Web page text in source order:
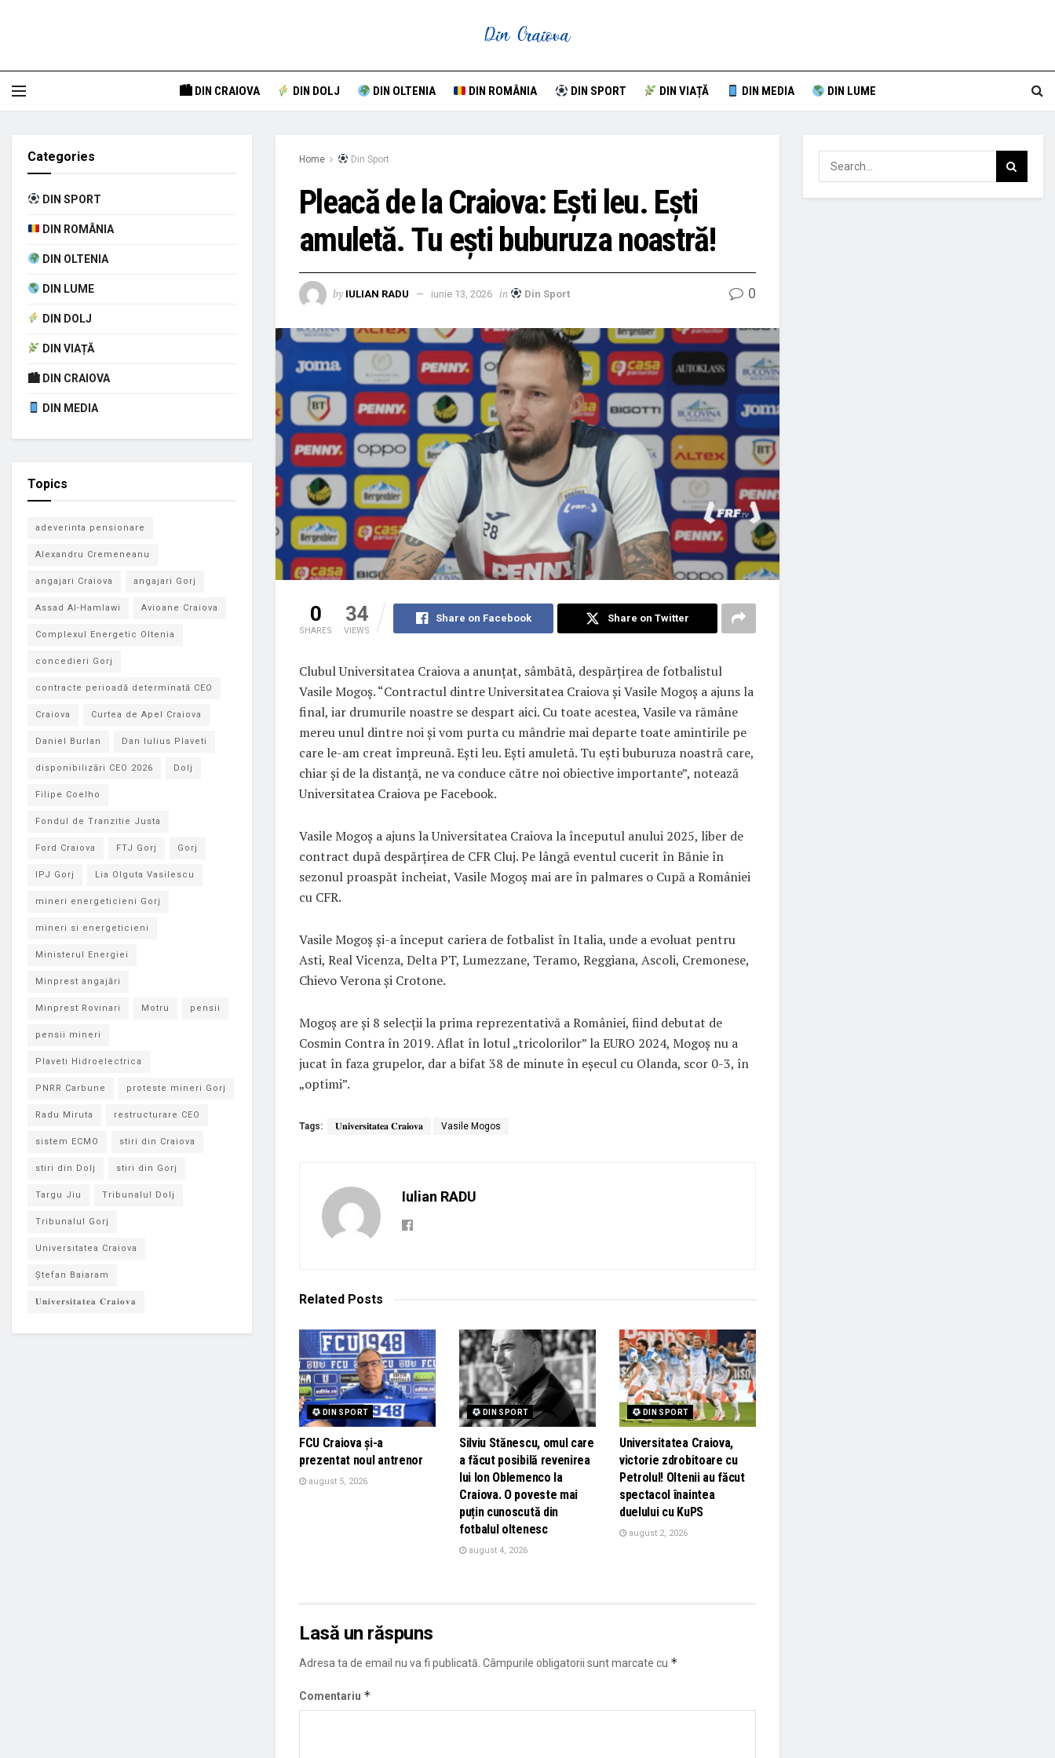
🏙 DIN CRAIOVA DIN DOLJ DIN OLTENIA DIN ROMÂNIA DIN SPORT DIN VIAȚĂ DIN MEDIA DIN LUME
Home Din Sport
Pleacă de la Craiova: Eşti leu. Eşti
amuletă. Tu eşti buburuza noastră!
by IULIAN RADU iunie 13, 2026 in Din Sport 0
0
SHARES
34
VIEWS
Share on Facebook Share on Twitter
Clubul Universitatea Craiova a anunţat, sâmbătă, despărţirea de fotbalistul
Vasile Mogoş. “Contractul dintre Universitatea Craiova şi Vasile Mogoş a ajuns la
final, iar drumurile noastre se despart aici. Cu toate acestea, Vasile va rămâne
mereu unul dintre noi şi vom purta cu mândrie mai departe toate amintirile pe
care le-am creat împreună. Eşti leu. Eşti amuletă. Tu eşti buburuza noastră care,
chiar şi de la distanţă, ne va conduce către noi obiective importante”, notează
Universitatea Craiova pe Facebook.
Vasile Mogoș a ajuns la Universitatea Craiova la începutul anului 2025, liber de
contract după despărțirea de CFR Cluj. Pe lângă eventul cucerit în Bănie în
sezonul proaspăt încheiat, Vasile Mogoș mai are în palmares o Cupă a României
cu CFR.
Vasile Mogoș și-a început cariera de fotbalist în Italia, unde a evoluat pentru
Asti, Real Vicenza, Delta PT, Lumezzane, Teramo, Reggiana, Ascoli, Cremonese,
Chievo Verona și Crotone.
Mogoș are și 8 selecții la prima reprezentativă a României, fiind debutat de
Cosmin Contra în 2019. Aflat în lotul „tricolorilor” la EURO 2024, Mogoș nu a
jucat în faza grupelor, dar a bifat 38 de minute în eșecul cu Olanda, scor 0-3, în
„optimi”.
Tags: 𝐔𝐧𝐢𝐯𝐞𝐫𝐬𝐢𝐭𝐚𝐭𝐞𝐚 𝐂𝐫𝐚𝐢𝐨𝐯𝐚 Vasile Mogos
Iulian RADU
Related Posts
DIN SPORT
FCU Craiova și-a
prezentat noul antrenor
august 5, 2026
DIN SPORT
Silviu Stănescu, omul care
a făcut posibilă revenirea
lui Ion Oblemenco la
Craiova. O poveste mai
puțin cunoscută din
fotbalul oltenesc
august 4, 2026
DIN SPORT
Universitatea Craiova,
victorie zdrobitoare cu
Petrolul! Oltenii au făcut
spectacol înaintea
duelului cu KuPS
august 2, 2026
Lasă un răspuns
Adresa ta de email nu va fi publicată. Câmpurile obligatorii sunt marcate cu *
Comentariu *
Categories
DIN SPORT
DIN ROMÂNIA
DIN OLTENIA
DIN LUME
DIN DOLJ
DIN VIAȚĂ
🏙 DIN CRAIOVA
DIN MEDIA
Topics
adeverinta pensionare
Alexandru Cremeneanu
angajari Craiova angajari Gorj
Assad Al-Hamlawi Avioane Craiova
Complexul Energetic Oltenia
concedieri Gorj
contracte perioadă determinată CEO
Craiova Curtea de Apel Craiova
Daniel Burlan Dan Iulius Plaveti
disponibilizări CEO 2026 Dolj
Filipe Coelho
Fondul de Tranzitie Justa
Ford Craiova FTJ Gorj Gorj
IPJ Gorj Lia Olguta Vasilescu
mineri energeticieni Gorj
mineri si energeticieni
Ministerul Energiei
Minprest angajări
Minprest Rovinari Motru pensii
pensii mineri
Plaveti Hidroelectrica
PNRR Carbune proteste mineri Gorj
Radu Miruta restructurare CEO
sistem ECMO stiri din Craiova
stiri din Dolj stiri din Gorj
Targu Jiu Tribunalul Dolj
Tribunalul Gorj
Universitatea Craiova
Ștefan Baiaram
𝐔𝐧𝐢𝐯𝐞𝐫𝐬𝐢𝐭𝐚𝐭𝐞𝐚 𝐂𝐫𝐚𝐢𝐨𝐯𝐚